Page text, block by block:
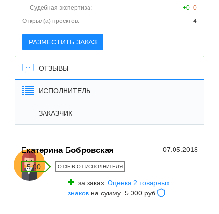
Судебная экспертиза:
+0 -0
Открыл(а) проектов:
4
РАЗМЕСТИТЬ ЗАКАЗ
ОТЗЫВЫ
ИСПОЛНИТЕЛЬ
ЗАКАЗЧИК
Екатерина Бобровская 07.05.2018
5.00 ОТЗЫВ ОТ ИСПОЛНИТЕЛЯ
за заказ Оценка 2 товарных
знаков на сумму 5 000 руб.